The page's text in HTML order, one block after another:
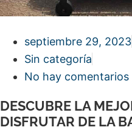
septiembre 29, 2023
Sin categoría
No hay comentarios
DESCUBRE LA
DISFRUTAR DE LA